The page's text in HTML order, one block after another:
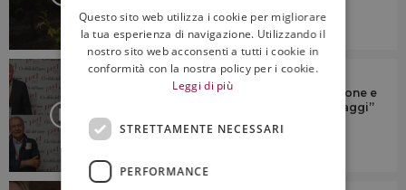
19:47
VIDEO
Cambiamento climatico, comunicazione e
giovani: il futuro secondo i “grandi saggi”
ENGLISH
Questo sito web utilizza i cookie per migliorare
la tua esperienza di navigazione. Utilizzando il
nostro sito web acconsenti a tutti i cookie in
conformità con la nostra policy per i cookie.
Leggi di più
STRETTAMENTE NECESSARI
PERFORMANCE